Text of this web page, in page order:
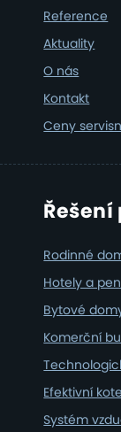
Reference
Aktuality
O nás
Kontakt
Ceny
Řešení
Rodinné
Hotely a
Bytové
Komerční
Efektivní
Systém